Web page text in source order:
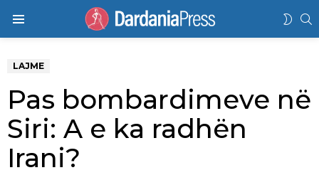
LAJME
Pas bombardimeve në
Siri: A e ka radhën
Irani?